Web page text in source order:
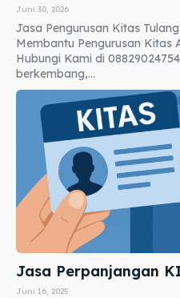
Juni 30, 2026
Jasa Pengurusan Kitas
Membantu Pengurusan Kitas
Hubungi Kami di
berkembang,...
Jasa Perpanjangan
Juni 16, 2025